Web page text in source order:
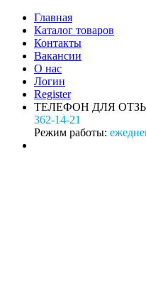
Главная
Каталог товаров
Контакты
Вакансии
О нас
Логин
Register
ТЕЛЕФОН ДЛЯ
362-14-21
Режим работы: